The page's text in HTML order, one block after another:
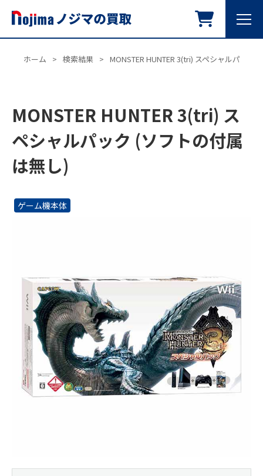
ホーム > 検索結果 > MONSTER HUNTER 3(tri) スペシャルパック
MONSTER HUNTER 3(tri) ス
ペシャルパック (ソフトの付属
は無し)
ゲーム機本体